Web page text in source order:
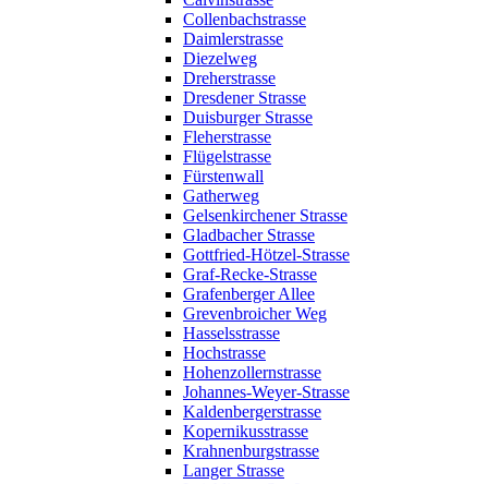
Collenbachstrasse
Daimlerstrasse
Diezelweg
Dreherstrasse
Dresdener Strasse
Duisburger Strasse
Fleherstrasse
Flügelstrasse
Fürstenwall
Gatherweg
Gelsenkirchener Strasse
Gladbacher Strasse
Gottfried-Hötzel-Strasse
Graf-Recke-Strasse
Grafenberger Allee
Grevenbroicher Weg
Hasselsstrasse
Hochstrasse
Hohenzollernstrasse
Johannes-Weyer-Strasse
Kaldenbergerstrasse
Kopernikusstrasse
Krahnenburgstrasse
Langer Strasse